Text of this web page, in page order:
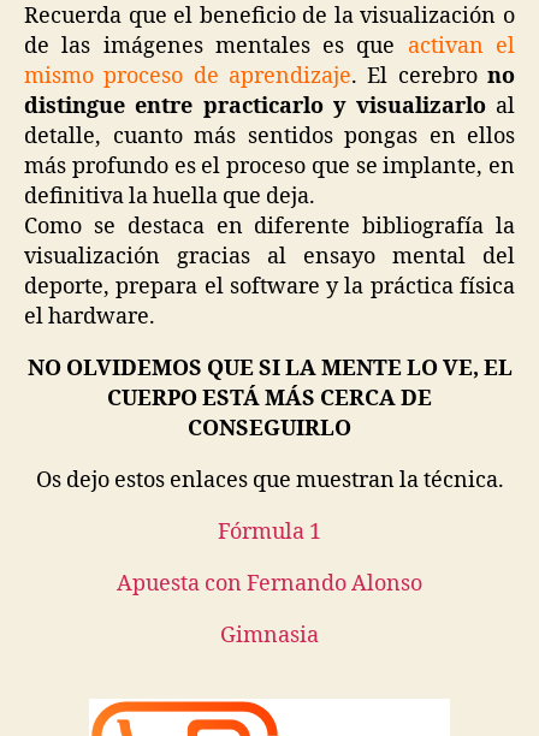
Recuerda que el beneficio de la visualización o
de las imágenes mentales es que activan el
mismo proceso de aprendizaje. El cerebro no
distingue entre practicarlo y visualizarloal
detalle, cuanto más sentidos pongas en ellos
más profundo es el proceso que se implante, en
definitiva la huella que deja.
Como se destaca en diferente bibliografía la
visualización gracias al ensayo mental del
deporte, prepara el software y la práctica física
el hardware.
NO OLVIDEMOS QUE SI LA MENTE LO VE, EL
CUERPO ESTÁ MÁS CERCA DE
CONSEGUIRLO
Os dejo estos enlaces que muestran la técnica.
Fórmula 1
Apuesta con Fernando Alonso
Gimnasia